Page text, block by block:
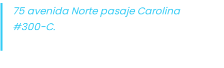
75 avenida Norte pasaje Carolina
#300-C.